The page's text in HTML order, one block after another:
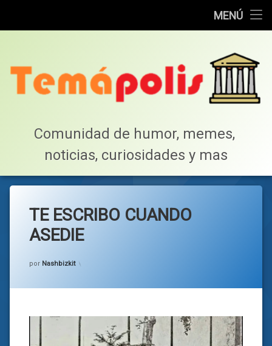
MENÚ
Lista de Megapost
Tabla de puntos
Comunidad de humor, memes,
noticias, curiosidades y mas
TE ESCRIBO CUANDO
ASEDIE
por Nashbizkit